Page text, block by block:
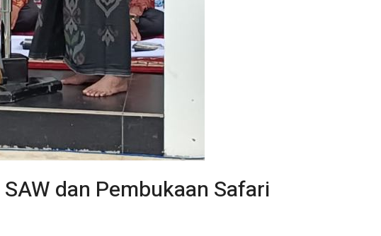
dan Pembukaan Safari